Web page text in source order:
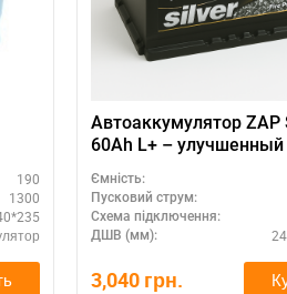
190
1300
Автоаккумулятор ZAP
60Ah L+ – улучшенный
Ємність:
Пусковий струм:
Схема підключення:
ДШВ (мм):
3,040 грн.